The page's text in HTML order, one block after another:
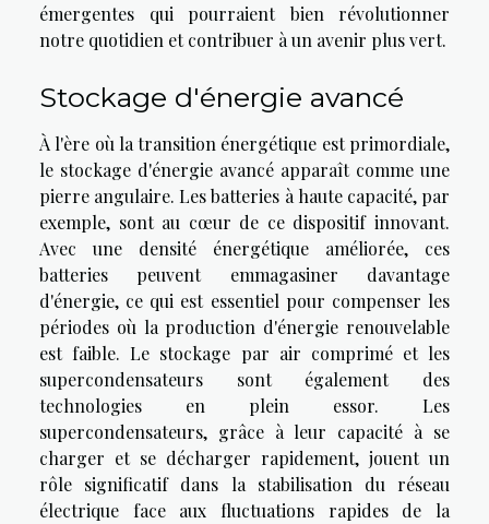
émergentes qui pourraient bien révolutionner
notre quotidien et contribuer à un avenir plus vert.
Stockage d'énergie avancé
À l'ère où la transition énergétique est primordiale,
le stockage d'énergie avancé apparaît comme une
pierre angulaire. Les batteries à haute capacité, par
exemple, sont au cœur de ce dispositif innovant.
Avec une densité énergétique améliorée, ces
batteries peuvent emmagasiner davantage
d'énergie, ce qui est essentiel pour compenser les
périodes où la production d'énergie renouvelable
est faible. Le stockage par air comprimé et les
supercondensateurs sont également des
technologies en plein essor. Les
supercondensateurs, grâce à leur capacité à se
charger et se décharger rapidement, jouent un
rôle significatif dans la stabilisation du réseau
électrique face aux fluctuations rapides de la